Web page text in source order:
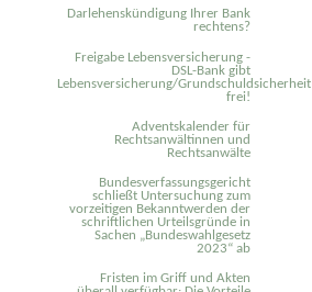
Darlehenskündigung Ihrer Bank
rechtens?
Freigabe Lebensversicherung -
DSL-Bank gibt
Lebensversicherung/Grundschuldsicherheit
frei!
Adventskalender für
Rechtsanwältinnen und
Rechtsanwälte
Bundesverfassungsgericht
schließt Untersuchung zum
vorzeitigen Bekanntwerden der
schriftlichen Urteilsgründe in
Sachen „Bundeswahlgesetz
2023“ ab
Fristen im Griff und Akten